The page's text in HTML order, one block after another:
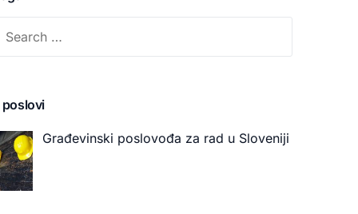
poslovi
Građevinski poslovođa za rad u Sloveniji